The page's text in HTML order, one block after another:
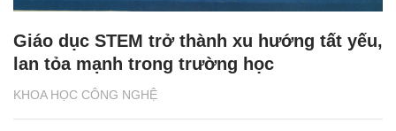
KHOA HỌC CÔNG NGHỆ
Giáo dục STEM trở thành xu hướng tất yếu,
lan tỏa mạnh trong trường học